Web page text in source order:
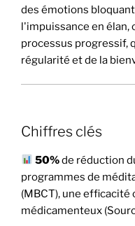
des émotions
l'impuissance en élan,
processus progressif,
régularité et de la
Chiffres clés
50%de réduction
programmes de
(MBCT), une
médicamenteux